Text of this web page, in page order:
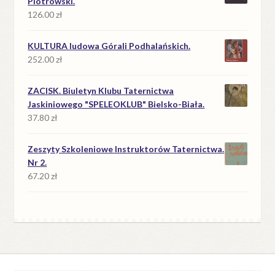
126.00zł
KULTURA ludowa Górali Podhalańskich.
252.00zł
ZACISK. Biuletyn Klubu Taternictwa
Jaskiniowego "SPELEOKLUB" Bielsko-Biała.
37.80zł
Zeszyty Szkoleniowe Instruktorów Taternictwa.
Nr 2.
67.20zł